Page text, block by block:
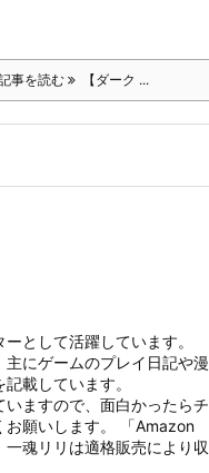
事を読む 【ダーク ...
として活躍しています。
にゲームのプレイ日記や漫
載しています。
ますので、面白かったらチ
お願いします。 「Amazon
魂リリは適格販売により収